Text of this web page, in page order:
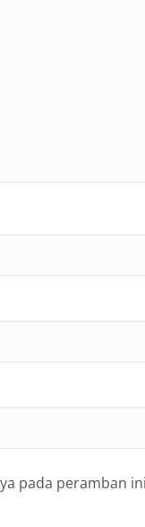
pada peramban